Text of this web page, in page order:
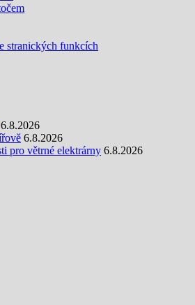
stranických funkcích
6.8.2026
6.8.2026
pro větrné elektrárny 6.8.2026